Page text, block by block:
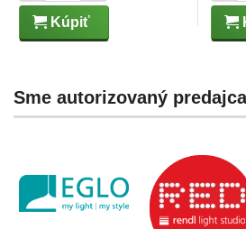
Kúpiť
Sme autorizovaný